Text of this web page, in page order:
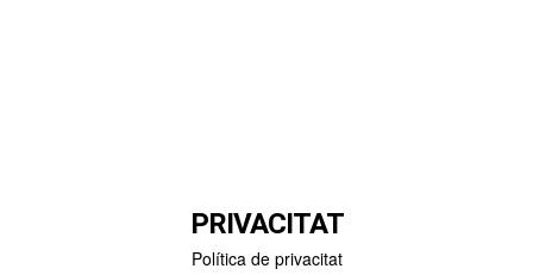
PRIVACITAT
Política de privacitat